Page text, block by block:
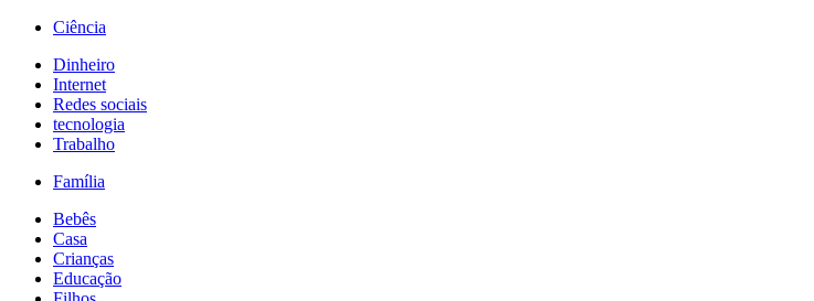
Ciência
Dinheiro
Internet
Redes sociais
tecnologia
Trabalho
Família
Bebês
Casa
Crianças
Educação